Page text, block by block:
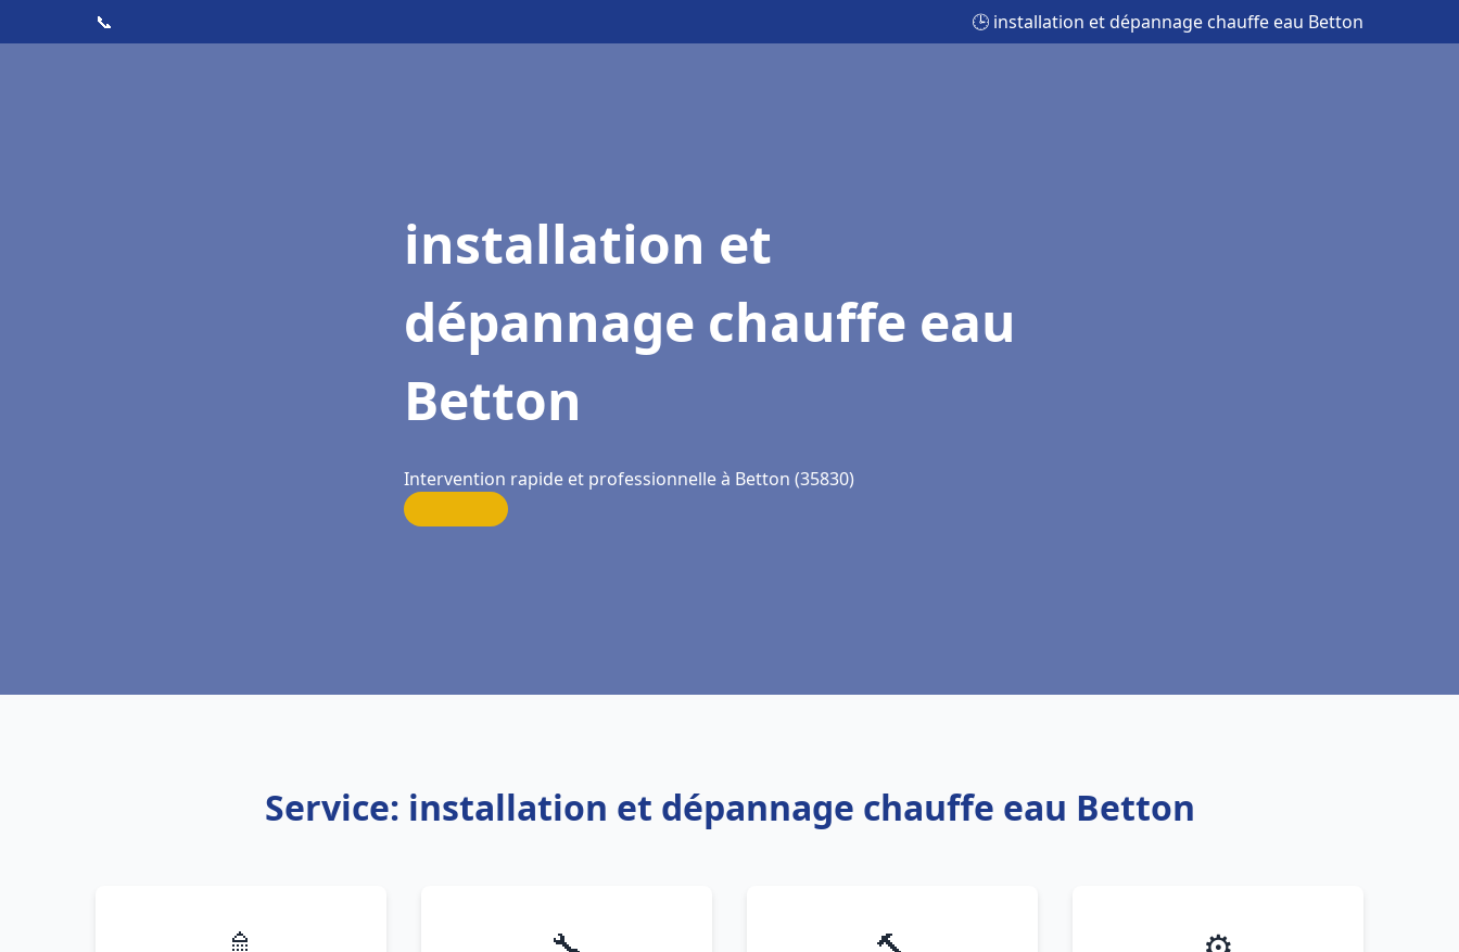
📞 🕒 installation et dépannage chauffe eau Betton
installation et
dépannage chauffe eau
Betton
Intervention rapide et professionnelle à Betton (35830)
Service: installation et dépannage chauffe eau Betton